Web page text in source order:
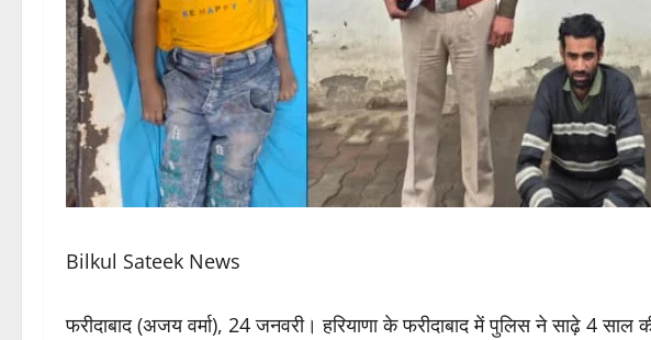
Bilkul Sateek News
फरीदाबाद (अजय वर्मा), 24 जनवरी। हरियाणा के फरीदाबाद में पुलिस ने साढ़े 4 साल